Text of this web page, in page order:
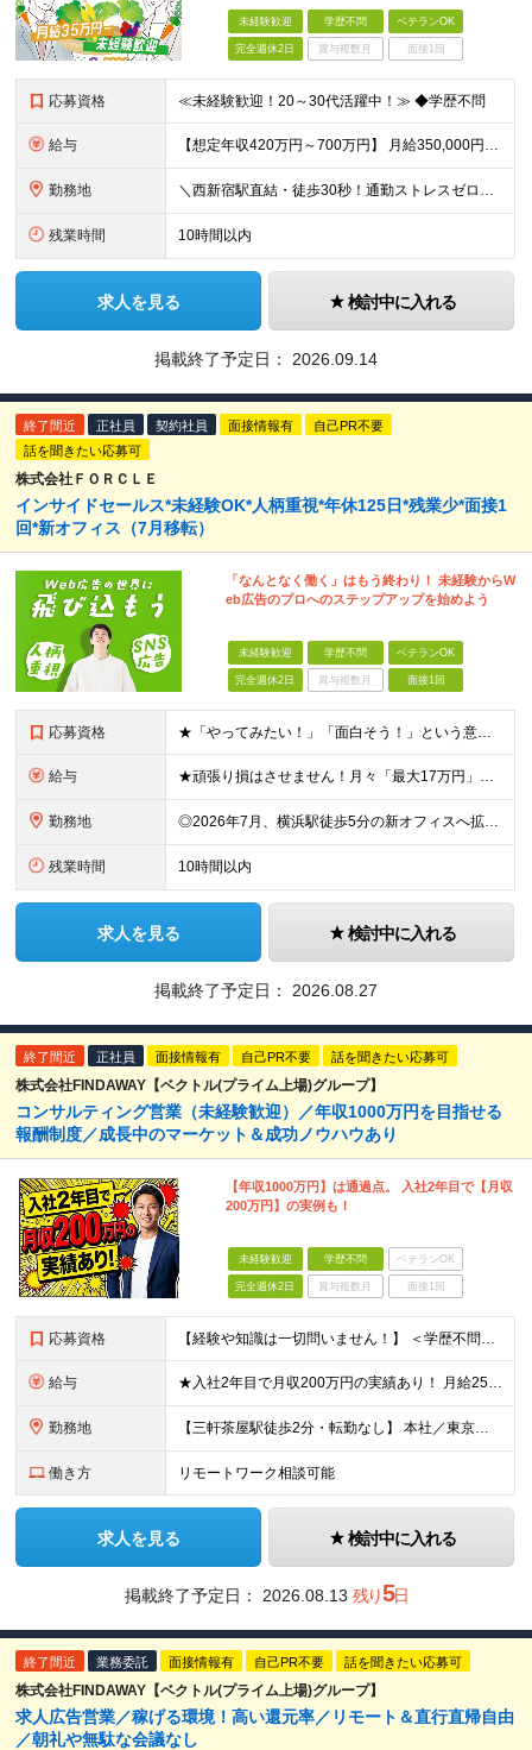
未経験歓迎 学歴不問 ベテランOK
完全週休2日 賞与複数月 面接1回
応募資格 ≪未経験歓迎！20～30代活躍中！≫ ◆学歴不問
給与 【想定年収420万円～700万円】 月給350,000円～584,000円＋インセンティブ （基本給302,000円～505,000円、固定残業代48,000円～79,000円/月を含む） ※前職給
勤務地 ＼西新宿駅直結・徒歩30秒！通勤ストレスゼロの好立地／ 東京都新宿区西新宿6-5-1新宿アイランドタワー26階 ※(変更の範囲)会社の指示による
残業時間 10時間以内
求人を見る 検討中に入れる
掲載終了予定日： 2026.09.14
終了間近 正社員 契約社員 面接情報有
自己PR不要
話を聞きたい応募可
株式会社ＦＯＲＣＬＥ
インサイドセールス*未経験OK*人柄重視*年休125日*残業少*面接1
回*新オフィス（7月移転）
「なんとなく働く」はもう終わり！ 未経験からW
eb広告のプロへのステップアップを始めよう
未経験歓迎 学歴不問 ベテランOK
完全週休2日 賞与複数月 面接1回
応募資格 ★「やってみたい！」「面白そう！」という意欲重視の採用です！ ★新オフィスのスタートメンバー募集！ ◎学歴・経験一切不問！未経験・第二新卒大歓迎 ◎基本的なPCスキル（文字入力レベルでOK） ＼こ
給与 ★頑張り損はさせません！月々「最大17万円」のインセンティブ支給！ 【月収イメージ】 ・月収33.5万円（月給23万5000円＋インセンティブ10万円） ・月収47.5万円（月給30万円＋インセンティ
勤務地 ◎2026年7月、横浜駅徒歩5分の新オフィスへ拡大移転！ ◎転勤なし！U・Iターンも歓迎 ◎横浜駅から徒歩6分の好アクセス ≪本社≫ 神奈川県横浜市神奈川区金港町7−3 ★2026年7月より、横浜
残業時間 10時間以内
求人を見る 検討中に入れる
掲載終了予定日： 2026.08.27
終了間近 正社員 面接情報有 自己PR不要 話を聞きたい応募可
株式会社FINDAWAY【ベクトル(プライム上場)グループ】
コンサルティング営業（未経験歓迎）／年収1000万円を目指せる
報酬制度／成長中のマーケット＆成功ノウハウあり
【年収1000万円】は通過点。 入社2年目で【月収
200万円】の実例も！
未経験歓迎 学歴不問 ベテランOK
完全週休2日 賞与複数月 面接1回
応募資格 【経験や知識は一切問いません！】 ＜学歴不問＞ ■職種・業種未経験の方、歓迎！ ※第二新卒歓迎 ※社会人経験10年以上の方、歓迎 当社では「謙虚に対応する姿勢」や「行動力」といった人柄を重視した
給与 ★入社2年目で月収200万円の実績あり！ 月給25万円～29万円＋毎月支給インセンティブ+賞与年1回 ※上記はあくまで未経験入社の場合の最低保証額です。 ※固定残業代は含んでいません。別途残業代支給
勤務地 【三軒茶屋駅徒歩2分・転勤なし】 本社／東京都世田谷区太子堂4-3-3 クレアーレ三軒茶屋5F ※転勤はありません。 ※U・Iターン歓迎。 ※業務を自立遂行できるようになれば、リモートワークも上長と
働き方 リモートワーク相談可能
求人を見る 検討中に入れる
掲載終了予定日： 2026.08.13 残り5日
終了間近 業務委託 面接情報有 自己PR不要 話を聞きたい応募可
株式会社FINDAWAY【ベクトル(プライム上場)グループ】
求人広告営業／稼げる環境！高い還元率／リモート＆直行直帰自由
／朝礼や無駄な会議なし